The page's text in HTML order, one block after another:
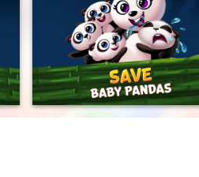
supercharged matches
& play Panda Pop with friends!
time!
devices and platforms!